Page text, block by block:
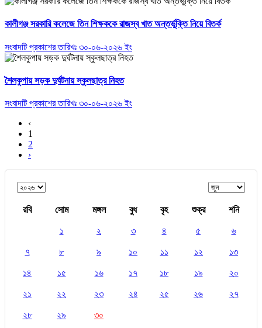
কালীগঞ্জ সরকারি কলেজে তিন শিক্ষককে রাজস্ব খাত অন্তর্ভুক্তি নিয়ে বিতর্ক
সংবাদটি প্রকাশের তারিখঃ ৩০-০৬-২০২৬ ইং
শৈলকুপায় সড়ক দুর্ঘটনায় স্কুলছাত্র নিহত
সংবাদটি প্রকাশের তারিখঃ ৩০-০৬-২০২৬ ইং
‹
1
2
›
রবি সোম মঙ্গল বুধ বৃহ শুক্র শনি
১ ২ ৩ ৪ ৫ ৬
৭ ৮ ৯ ১০ ১১ ১২ ১৩
১৪ ১৫ ১৬ ১৭ ১৮ ১৯ ২০
২১ ২২ ২৩ ২৪ ২৫ ২৬ ২৭
২৮ ২৯ ৩০